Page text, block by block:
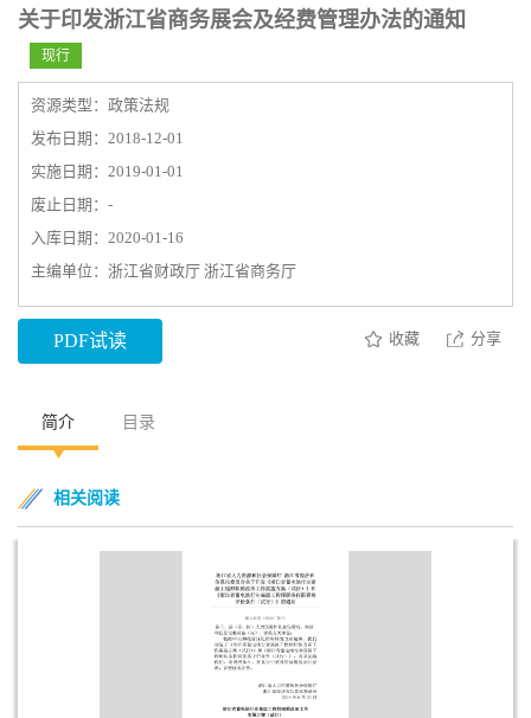
关于印发浙江省商务展会及经费管理办法的通知
现行
资源类型：政策法规
发布日期：2018-12-01
实施日期：2019-01-01
废止日期：-
入库日期：2020-01-16
主编单位：浙江省财政厅 浙江省商务厅
PDF试读 收藏 分享
简介 目录
相关阅读